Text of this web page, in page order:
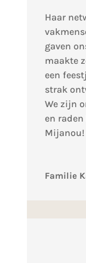
Haar
gaven
maakte
een
strak
We zijn
en
Mijanou!
Familie